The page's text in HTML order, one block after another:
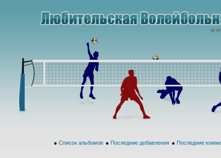
● Список альбомов ● Последние добавления ● Последние